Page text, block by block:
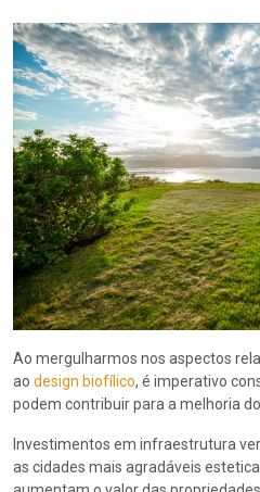
Ao mergulharmos nos aspectos
ao design biofílico, é imperativo
podem contribuir para a melhoria
Investimentos em infraestrutura
as cidades mais agradáveis